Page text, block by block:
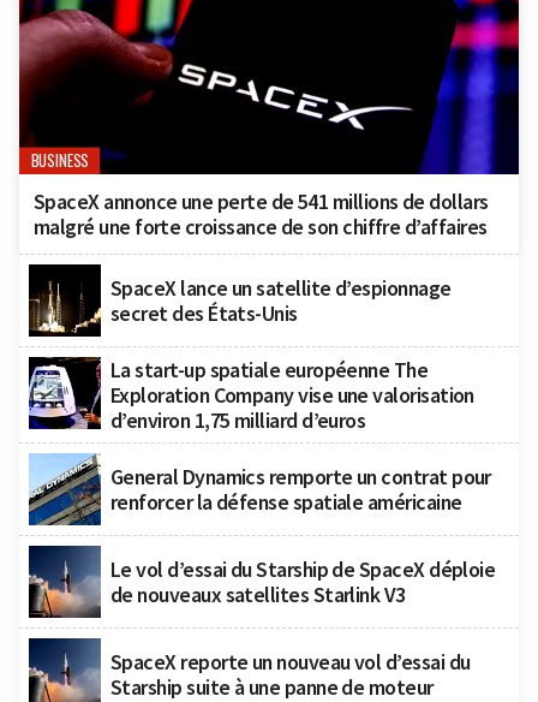
BUSINESS
SpaceX annonce une perte de 541 millions de dollars
malgré une forte croissance de son chiffre d’affaires
SpaceX lance un satellite d’espionnage
secret des États-Unis
La start-up spatiale européenne The
Exploration Company vise une valorisation
d’environ 1,75 milliard d’euros
General Dynamics remporte un contrat pour
renforcer la défense spatiale américaine
Le vol d’essai du Starship de SpaceX déploie
de nouveaux satellites Starlink V3
SpaceX reporte un nouveau vol d’essai du
Starship suite à une panne de moteur